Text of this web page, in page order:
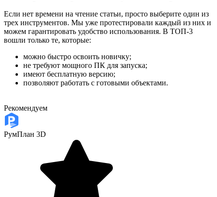
Если нет времени на чтение статьи, просто выберите один из
трех инструментов. Мы уже протестировали каждый из них и
можем гарантировать удобство использования. В ТОП-3
вошли только те, которые:
можно быстро освоить новичку;
не требуют мощного ПК для запуска;
имеют бесплатную версию;
позволяют работать с готовыми объектами.
Рекомендуем
РумПлан 3D